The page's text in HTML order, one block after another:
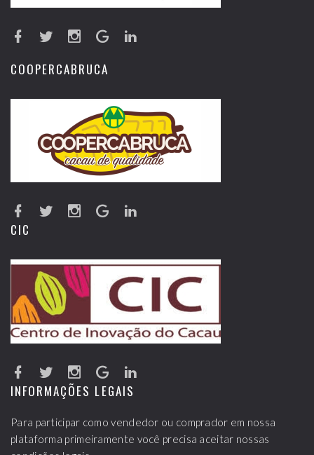
COOPERCABRUCA
CIC
INFORMAÇÕES LEGAIS
Para participar como vendedor ou comprador em nossa
plataforma primeiramente você precisa aceitar nossas